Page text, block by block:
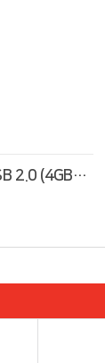
코트루트 CODE S1 USB 2.0 (4GB~128GB)